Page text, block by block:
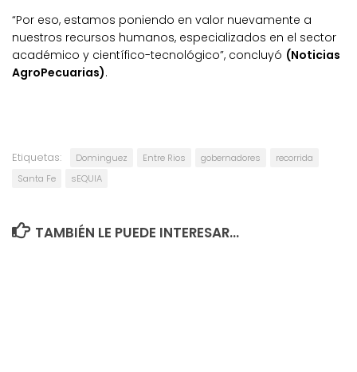
“Por eso, estamos poniendo en valor nuevamente a
nuestros recursos humanos, especializados en el sector
académico y científico-tecnológico”, concluyó (Noticias
AgroPecuarias).
Etiquetas: Dominguez Entre Rios gobernadores
recorrida
Santa Fe
sEQUIA
TAMBIÉN LE PUEDE INTERESAR...